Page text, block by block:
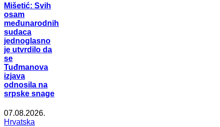
Mišetić: Svih
osam
međunarodnih
sudaca
jednoglasno
je utvrdilo da
se
Tuđmanova
izjava
odnosila na
srpske snage
07.08.2026.
Hrvatska